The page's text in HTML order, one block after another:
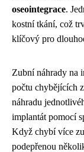
oseointegrace.
kostní tkání, což
klíčový pro
Zubní náhrady na
počtu chybějících
náhradu
implantát pomocí
Když chybí více
podepřenou